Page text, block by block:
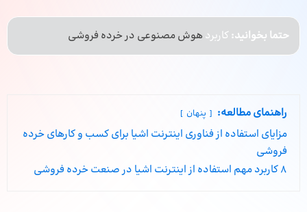
حتما بخوانید: کاربرد هوش مصنوعی در خرده فروشی
راهنمای مطالعه: پنهان
مزایای استفاده از فناوری اینترنت اشیا برای کسب و کار‌های خرده
فروشی
8 کاربرد‌ مهم استفاده از اینترنت اشیا در صنعت خرده فروشی